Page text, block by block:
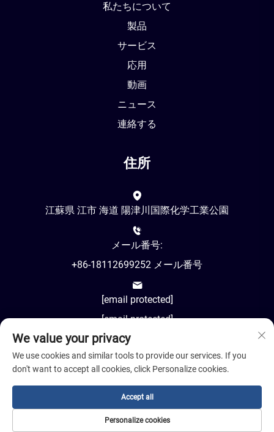
私たちについて
製品
サービス
応用
動画
ニュース
連絡する
住所
江蘇県 江市 海道 陽津川国際化学工業公園
メール番号:
+86-18112699252 メール番号
[email protected]
[email protected]
AM8:00-PM18:00
著作権 © 2024 江蘇コシル先進材料有限公司。
We value your privacy
We use cookies and similar tools to provide our services. If you
don't want to accept all cookies, click Personalize cookies.
Personalize cookies
Accept all